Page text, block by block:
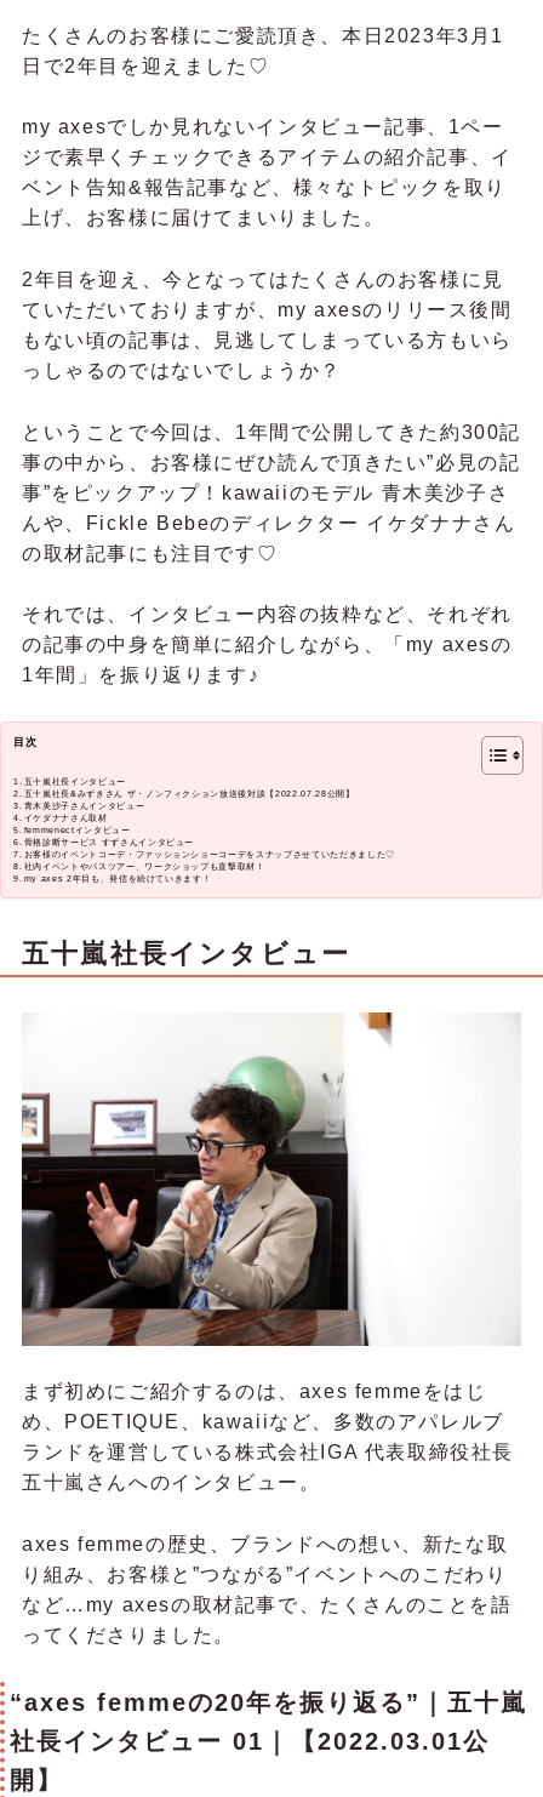
たくさんのお客様にご愛読頂き、本日2023年3月1
日で2年目を迎えました♡
my axesでしか見れないインタビュー記事、1ペー
ジで素早くチェックできるアイテムの紹介記事、イ
ベント告知&報告記事など、様々なトピックを取り
上げ、お客様に届けてまいりました。
2年目を迎え、今となってはたくさんのお客様に見
ていただいておりますが、my axesのリリース後間
もない頃の記事は、見逃してしまっている方もいら
っしゃるのではないでしょうか？
ということで今回は、1年間で公開してきた約300記
事の中から、お客様にぜひ読んで頂きたい”必見の記
事”をピックアップ！kawaiiのモデル 青木美沙子さ
んや、Fickle Bebeのディレクター イケダナナさん
の取材記事にも注目です♡
それでは、インタビュー内容の抜粋など、それぞれ
の記事の中身を簡単に紹介しながら、「my axesの
1年間」を振り返ります♪
目次
五十嵐社長インタビュー
五十嵐社長&みずきさん ザ・ノンフィクション放送後対談【2022.07.28公開】
青木美沙子さんインタビュー
イケダナナさん取材
femmenectインタビュー
骨格診断サービス すずさんインタビュー
お客様のイベントコーデ・ファッションショーコーデをスナップさせていただきました♡
社内イベントやバスツアー、ワークショップも直撃取材！
my axes 2年目も、発信を続けていきます！
五十嵐社長インタビュー
まず初めにご紹介するのは、axes femmeをはじ
め、POETIQUE、kawaiiなど、多数のアパレルブ
ランドを運営している株式会社IGA 代表取締役社長
五十嵐さんへのインタビュー。
axes femmeの歴史、ブランドへの想い、新たな取
り組み、お客様と”つながる”イベントへのこだわり
など…my axesの取材記事で、たくさんのことを語
ってくださりました。
“axes femmeの20年を振り返る”｜五十嵐
社長インタビュー 01｜【2022.03.01公
開】